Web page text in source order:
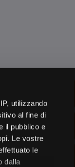
utilizzando
al fine di
il pubblico e
Le vostre
le
dalla